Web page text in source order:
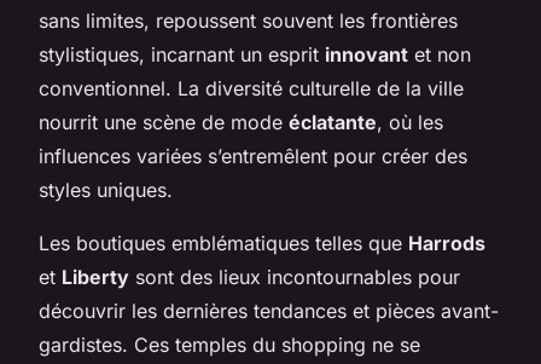
sans limites, repoussent souvent les frontières
stylistiques, incarnant un esprit innovant et non
conventionnel. La diversité culturelle de la ville
nourrit une scène de mode éclatante, où les
influences variées s’entremêlent pour créer des
styles uniques.
Les boutiques emblématiques telles que Harrods
et Liberty sont des lieux incontournables pour
découvrir les dernières tendances et pièces avant-
gardistes. Ces temples du shopping ne se